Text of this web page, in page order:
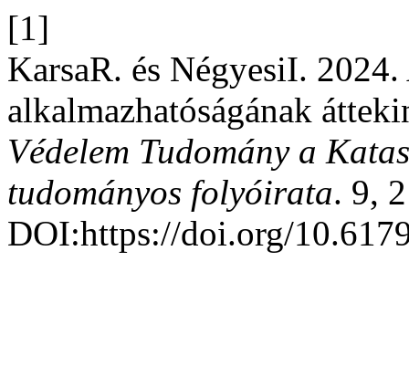
[1]
KarsaR. és NégyesiI.
alkalmazhatóságának
Védelem Tudomány a
tudományos folyóirata. 9,
DOI:https://doi.org/